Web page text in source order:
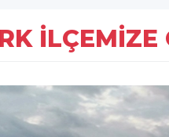
İLÇEMİZE